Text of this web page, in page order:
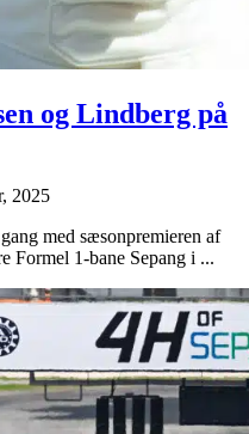
og Lindberg på
2025
med sæsonpremieren af
Formel 1-bane Sepang i ...